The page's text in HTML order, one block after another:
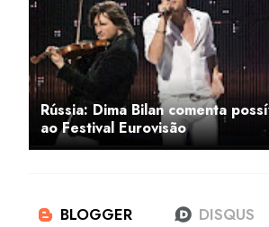
Rússia: Dima Bilan comenta
ao Festival Eurovisão